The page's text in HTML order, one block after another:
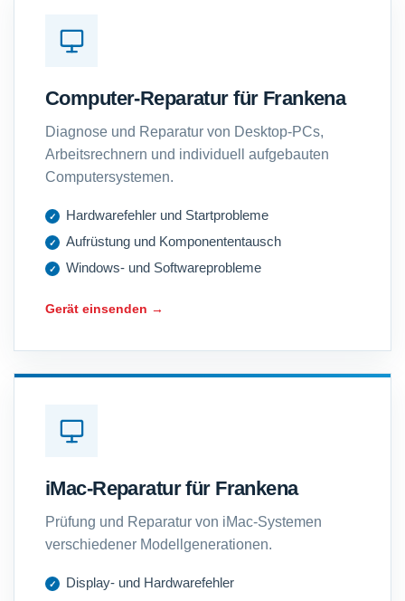
Computer-Reparatur für Frankena
Diagnose und Reparatur von Desktop-PCs,
Arbeitsrechnern und individuell aufgebauten
Computersystemen.
Hardwarefehler und Startprobleme
Aufrüstung und Komponententausch
Windows- und Softwareprobleme
Gerät einsenden →
iMac-Reparatur für Frankena
Prüfung und Reparatur von iMac-Systemen
verschiedener Modellgenerationen.
Display- und Hardwarefehler